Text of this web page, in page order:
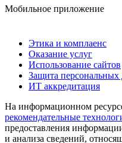
Мобильное приложение
Этика и комплаенс
Оказание услуг
Использование сайтов
Защита
ИТ аккредитация
На информационном
рекомендательные
предоставления
и анализа сведений,